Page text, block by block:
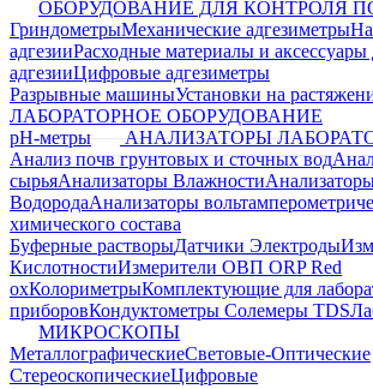
ОБОРУДОВАНИЕ ДЛЯ КОНТРОЛЯ
ГриндометрыМеханические адгезиметры
адгезииРасходные материалы и аксессуары
адгезииЦифровые адгезиметры
Разрывные машиныУстановки на
ЛАБОРАТОРНОЕ ОБОРУДОВАНИЕ
pH-метры
АНАЛИЗАТОРЫ
Анализ почв грунтовых и сточных вод
сырьяАнализаторы Влажности
ВодородаАнализаторы
химического состава
Буферные растворыДатчики Электроды
КислотностиИзмерители ОВП ORP Red
oxКолориметрыКомплектующие для
приборовКондуктометры Солемеры TDS
МИКРОСКОПЫ
МеталлографическиеСветовые-Оптические
СтереоскопическиеЦифровые